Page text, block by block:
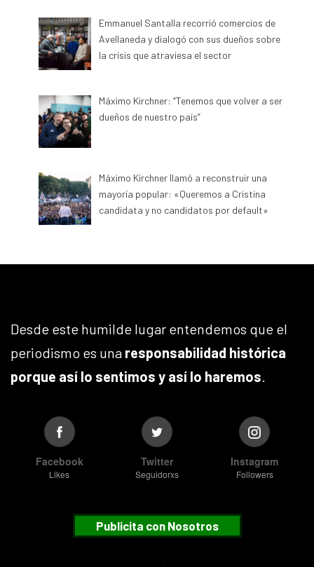
Emmanuel Santalla recorrió comercios de
Avellaneda y dialogó con sus dueños sobre
la crisis que atraviesa el sector
Máximo Kirchner: “Tenemos que volver a ser
dueños de nuestro país”
Máximo Kirchner llamó a reconstruir una
mayoría popular: «Queremos a Cristina
candidata y no candidatos por default»
Desde este humilde lugar entendemos que el
periodismo es una responsabilidad histórica
porque así lo sentimos y así lo haremos.
Facebook
Likes
Twitter
Seguidorxs
Instagram
Followers
Publicita con Nosotros